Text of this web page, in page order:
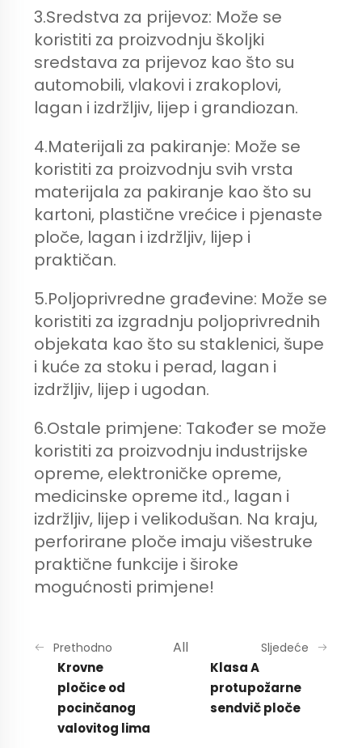
3.Sredstva za prijevoz: Može se
koristiti za proizvodnju školjki
sredstava za prijevoz kao što su
automobili, vlakovi i zrakoplovi,
lagan i izdržljiv, lijep i grandiozan.
4.Materijali za pakiranje: Može se
koristiti za proizvodnju svih vrsta
materijala za pakiranje kao što su
kartoni, plastične vrećice i pjenaste
ploče, lagan i izdržljiv, lijep i
praktičan.
5.Poljoprivredne građevine: Može se
koristiti za izgradnju poljoprivrednih
objekata kao što su staklenici, šupe
i kuće za stoku i perad, lagan i
izdržljiv, lijep i ugodan.
6.Ostale primjene: Također se može
koristiti za proizvodnju industrijske
opreme, elektroničke opreme,
medicinske opreme itd., lagan i
izdržljiv, lijep i velikodušan. Na kraju,
perforirane ploče imaju višestruke
praktične funkcije i široke
mogućnosti primjene!
Prethodno
Krovne
pločice od
pocinčanog
valovitog lima
All Sljedeće
Klasa A
protupožarne
sendvič ploče